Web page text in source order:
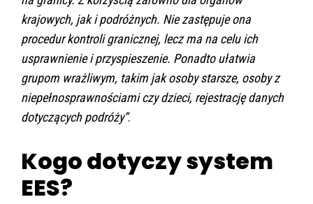
krajowych, jak i podróżnych. Nie zastępuje ona
procedur kontroli granicznej, lecz ma na celu ich
usprawnienie i przyspieszenie. Ponadto ułatwia
grupom wrażliwym, takim jak osoby starsze, osoby z
niepełnosprawnościami czy dzieci, rejestrację danych
dotyczących podróży”.
Kogo dotyczy system
EES?